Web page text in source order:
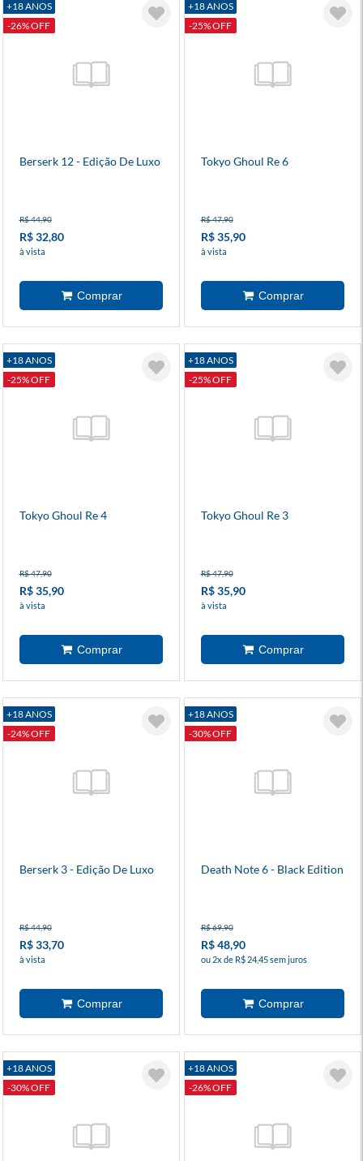
+18 ANOS
-26% OFF
Berserk 12 - Edição De Luxo
R$ 44,90
R$ 32,80
à vista
+18 ANOS
-25% OFF
Tokyo Ghoul Re 6
R$ 47,90
R$ 35,90
à vista
+18 ANOS
-25% OFF
Tokyo Ghoul Re 4
R$ 47,90
R$ 35,90
à vista
+18 ANOS
-25% OFF
Tokyo Ghoul Re 3
R$ 47,90
R$ 35,90
à vista
+18 ANOS
-24% OFF
Berserk 3 - Edição De Luxo
R$ 44,90
R$ 33,70
à vista
+18 ANOS
-30% OFF
Death Note 6 - Black Edition
R$ 69,90
R$ 48,90
ou 2x de R$ 24,45 sem juros
+18 ANOS
-30% OFF
+18 ANOS
-26% OFF